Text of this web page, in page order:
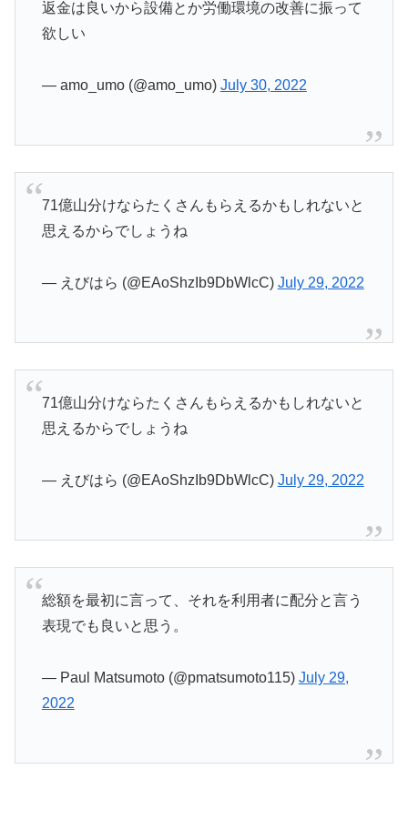
返金は良いから設備とか労働環境の改善に振って
欲しい
— amo_umo (@amo_umo) July 30, 2022
71億山分けならたくさんもらえるかもしれないと
思えるからでしょうね
— えびはら (@EAoShzIb9DbWlcC) July 29, 2022
71億山分けならたくさんもらえるかもしれないと
思えるからでしょうね
— えびはら (@EAoShzIb9DbWlcC) July 29, 2022
総額を最初に言って、それを利用者に配分と言う
表現でも良いと思う。
— Paul Matsumoto (@pmatsumoto115) July 29,
2022